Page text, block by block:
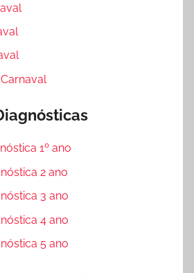
1º ano
2 ano
3 ano
4 ano
5 ano